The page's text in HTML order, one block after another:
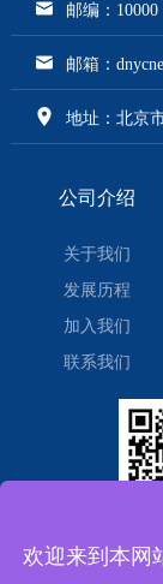
邮编：10000
邮箱：
地址：北京
公司介绍
关于我们
发展历程
加入我们
联系我们
欢迎来到本网